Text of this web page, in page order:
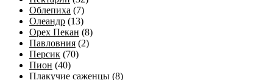
Облепиха (7)
Олеандр (13)
Орех Пекан (8)
Павловния (2)
Персик (70)
Пион (40)
Плакучие саженцы (8)